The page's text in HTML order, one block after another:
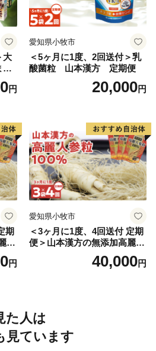
大
黒
円
愛知県小牧市
＜5ヶ月に1度、2回送付＞乳
酸菌粒 山本漢方 定期便
20,000円
期
人
円
愛知県小牧市
＜3ヶ月に1度、4回送付 定期
便＞山本漢方の無添加高麗人
40,000円
た人は
見ています